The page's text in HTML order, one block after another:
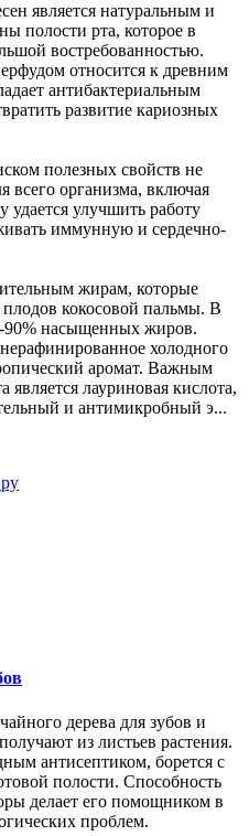
является натуральным и
полости рта, которое в
востребованностью.
относится к древним
антибактериальным
развитие кариозных
полезных свойств не
всего организма, включая
удается улучшить работу
иммунную и сердечно-
жирам, которые
кокосовой пальмы. В
90% насыщенных жиров.
холодного
аромат. Важным
лауриновая кислота,
и антимикробный э...
дерева для зубов и
из листьев растения.
антисептиком, борется с
полости. Способность
делает его помощником в
проблем.